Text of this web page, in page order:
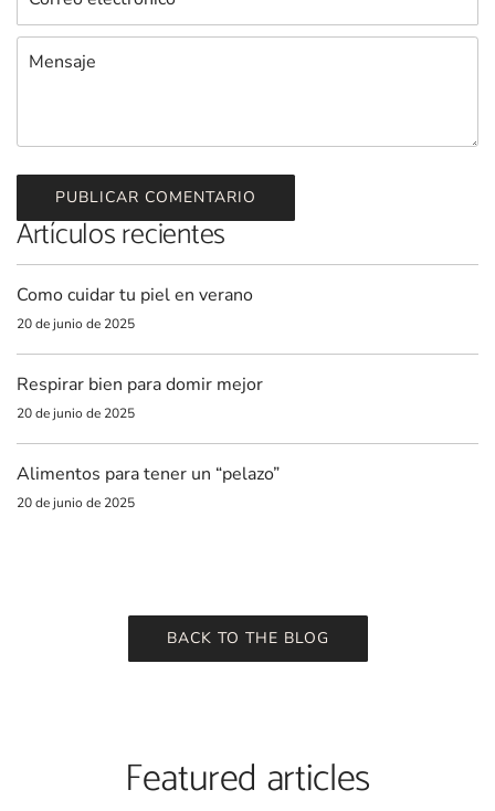
electrónico
Mensaje
PUBLICAR COMENTARIO
Artículos recientes
Como cuidar tu piel en verano
20 de junio de 2025
Respirar bien para domir mejor
20 de junio de 2025
Alimentos para tener un “pelazo”
20 de junio de 2025
BACK TO THE BLOG
Featured articles